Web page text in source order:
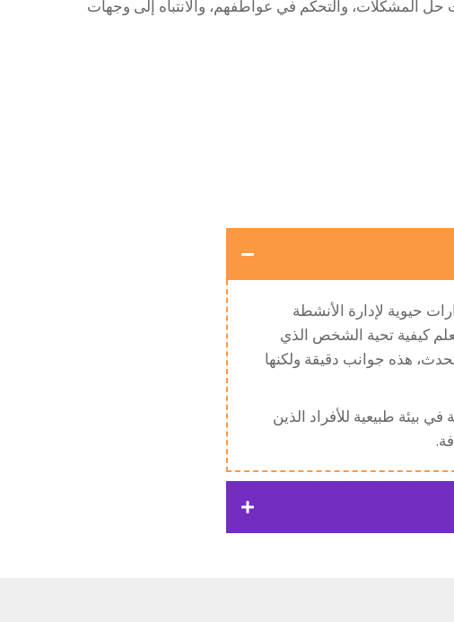
حل المشكلات، والتحكم في عواطفهم، والانتباه إلى وجهات
حيوية لإدارة الأنشطة
كيفية تحية الشخص الذي
هذه جوانب دقيقة ولكنها
بيئة طبيعية للأفراد الذين